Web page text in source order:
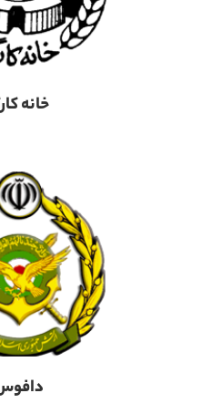
خانه کارگر
دافوس